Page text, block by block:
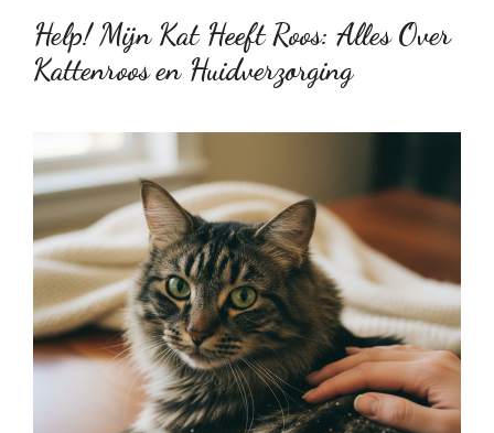
Help! Mijn Kat Heeft Roos: Alles Over
Kattenroos en Huidverzorging